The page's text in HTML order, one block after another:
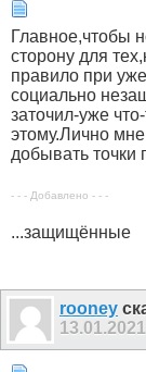
Главное,чтобы
сторону для
правило при
социально
заточил-уже
этому.Лично
добывать точки
- - - Добавлено - - -
...защищённые
rooney
13.01.2021